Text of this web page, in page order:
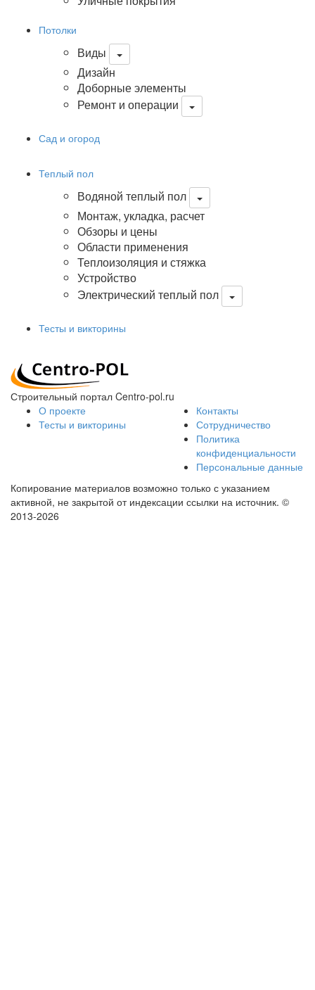
Потолки
Виды
Дизайн
Доборные элементы
Ремонт и операции
Сад и огород
Теплый пол
Водяной теплый пол
Монтаж, укладка, расчет
Обзоры и цены
Области применения
Теплоизоляция и стяжка
Устройство
Электрический теплый пол
Тесты и викторины
Строительный портал Centro-pol.ru
О проекте
Тесты и викторины
Контакты
Сотрудничество
Политика
конфиденциальности
Персональные данные
Копирование материалов возможно только с указанием
активной, не закрытой от индексации ссылки на источник. ©
2013-2026